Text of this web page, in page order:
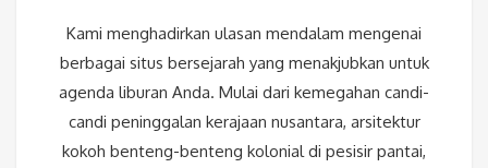
Kami menghadirkan ulasan mendalam mengenai
berbagai situs bersejarah yang menakjubkan untuk
agenda liburan Anda. Mulai dari kemegahan candi-
candi peninggalan kerajaan nusantara, arsitektur
kokoh benteng-benteng kolonial di pesisir pantai,